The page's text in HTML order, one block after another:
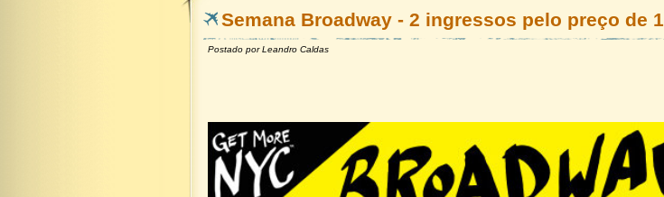
Semana Broadway - 2 ingressos pelo preço de 1
Postado porLeandro Caldas